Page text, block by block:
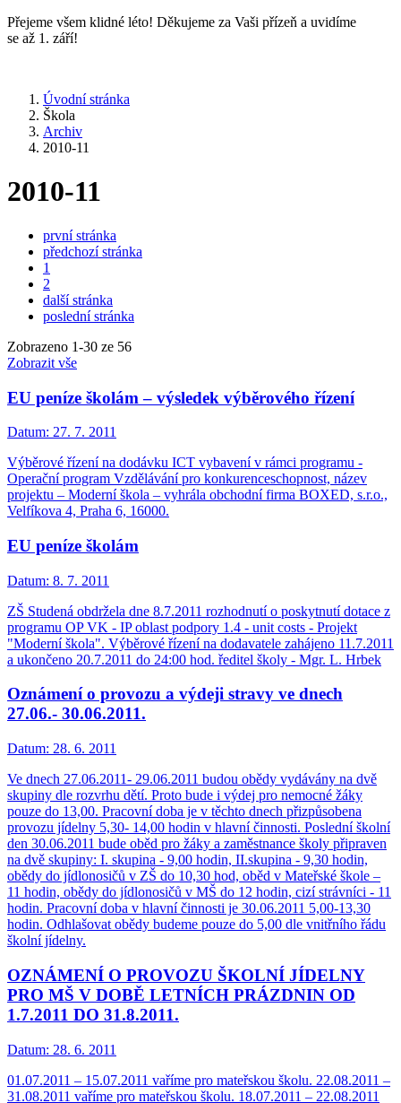
Přejeme všem klidné léto! Děkujeme za Vaši přízeň a uvidíme
se až 1. září!
Úvodní stránka
Škola
Archiv
2010-11
2010-11
první stránka
předchozí stránka
1
2
další stránka
poslední stránka
Zobrazeno 1-30 ze 56
Zobrazit vše
EU peníze školám – výsledek výběrového řízení
Datum: 27. 7. 2011
Výběrové řízení na dodávku ICT vybavení v rámci programu -
Operační program Vzdělávání pro konkurenceschopnost, název
projektu – Moderní škola – vyhrála obchodní firma BOXED, s.r.o.,
Velfíkova 4, Praha 6, 16000.
EU peníze školám
Datum: 8. 7. 2011
ZŠ Studená obdržela dne 8.7.2011 rozhodnutí o poskytnutí dotace z
programu OP VK - IP oblast podpory 1.4 - unit costs - Projekt
"Moderní škola". Výběrové řízení na dodavatele zahájeno 11.7.2011
a ukončeno 20.7.2011 do 24:00 hod. ředitel školy - Mgr. L. Hrbek
Oznámení o provozu a výdeji stravy ve dnech
27.06.- 30.06.2011.
Datum: 28. 6. 2011
Ve dnech 27.06.2011- 29.06.2011 budou obědy vydávány na dvě
skupiny dle rozvrhu dětí. Proto bude i výdej pro nemocné žáky
pouze do 13,00. Pracovní doba je v těchto dnech přizpůsobena
provozu jídelny 5,30- 14,00 hodin v hlavní činnosti. Poslední školní
den 30.06.2011 bude oběd pro žáky a zaměstnance školy připraven
na dvě skupiny: I. skupina - 9,00 hodin, II.skupina - 9,30 hodin,
obědy do jídlonosičů v ZŠ do 10,30 hod, oběd v Mateřské škole –
11 hodin, obědy do jídlonosičů v MŠ do 12 hodin, cizí strávníci - 11
hodin. Pracovní doba v hlavní činnosti je 30.06.2011 5,00-13,30
hodin. Odhlašovat obědy budeme pouze do 5,00 dle vnitřního řádu
školní jídelny.
OZNÁMENÍ O PROVOZU ŠKOLNÍ JÍDELNY
PRO MŠ V DOBĚ LETNÍCH PRÁZDNIN OD
1.7.2011 DO 31.8.2011.
Datum: 28. 6. 2011
01.07.2011 – 15.07.2011 vaříme pro mateřskou školu. 22.08.2011 –
31.08.2011 vaříme pro mateřskou školu. 18.07.2011 – 22.08.2011